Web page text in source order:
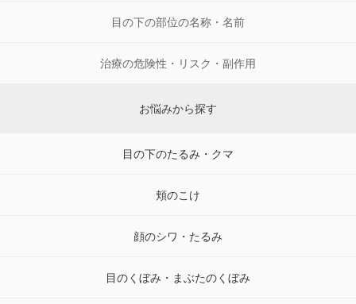
目の下の部位の名称・名前
治療の危険性・リスク・副作用
お悩みから探す
目の下のたるみ・クマ
頬のこけ
顔のシワ・たるみ
目のくぼみ・まぶたのくぼみ